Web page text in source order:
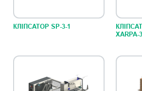
КЛІПСАТОР SP-3-1
XARPA-